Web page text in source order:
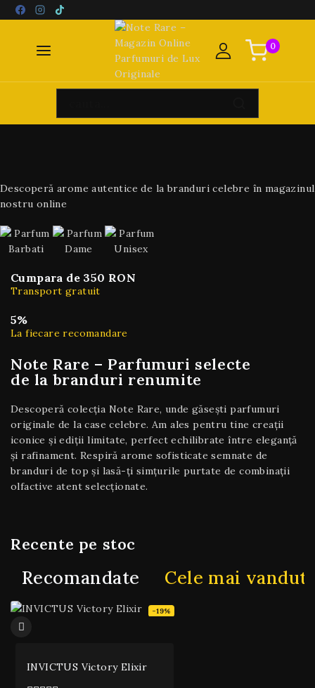
0
Descoperă arome autentice de la branduri celebre în magazinul
nostru online
Cumpara de 350 RON
Transport gratuit
5%
La fiecare recomandare
Note Rare – Parfumuri selecte
de la branduri renumite
Descoperă colecția Note Rare, unde găsești parfumuri
originale de la case celebre. Am ales pentru tine creații
iconice și ediții limitate, perfect echilibrate între eleganță
și rafinament. Respiră arome sofisticate semnate de
branduri de top și lasă-ți simțurile purtate de combinații
olfactive atent selecționate.
Recente pe stoc
Recomandate Cele mai
-19%
INVICTUS Victory Elixir